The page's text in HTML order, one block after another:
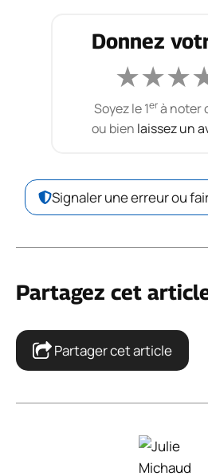
Donnez
★★★
Soyez le 1erà noter
ou bien laissez un
Signaler une erreur ou
Partagez cet
Partager cet article